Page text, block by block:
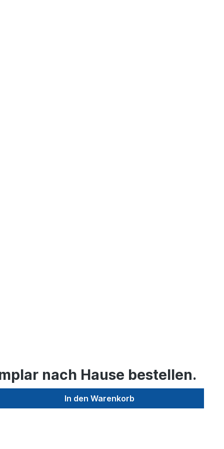
nach Hause bestellen.
In den Warenkorb